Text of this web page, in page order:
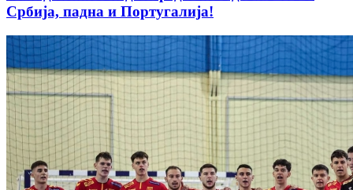
Србија, падна и Португалија!